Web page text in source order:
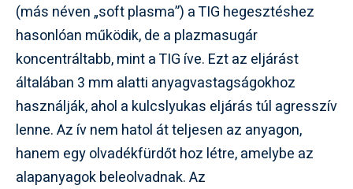
(más néven „soft plasma”) a TIG hegesztéshez
hasonlóan működik, de a plazmasugár
koncentráltabb, mint a TIG íve. Ezt az eljárást
általában 3 mm alatti anyagvastagságokhoz
használják, ahol a kulcslyukas eljárás túl agresszív
lenne. Az ív nem hatol át teljesen az anyagon,
hanem egy olvadékfürdőt hoz létre, amelybe az
alapanyagok beleolvadnak. Az